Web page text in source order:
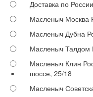
Доставка по России
Масленыч Москва
Масленыч Дубна
Масленыч Талдом
Масленыч Клин
шоссе, 25/18
Масленыч